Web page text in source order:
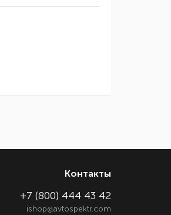
Контакты
+7 (800) 444 43 42
ishop@avtospektr.com